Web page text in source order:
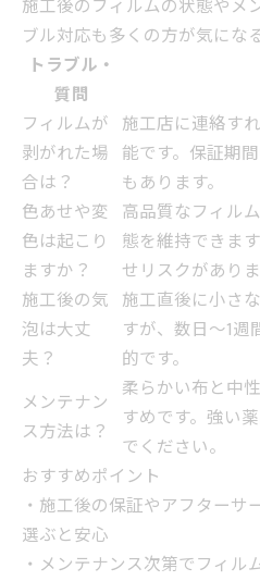
施工後のフィルムの状態やメ
ブル対応も多くの方が気にな
トラブル・
質問
フィルムが
剥がれた場
合は？
施工店に連絡す
能です。保証期
もあります。
色あせや変
色は起こり
ますか？
高品質なフィル
態を維持できま
せリスクがありま
施工後の気
泡は大丈
夫？
施工直後に小さ
すが、数日〜1
的です。
メンテナン
ス方法は？
柔らかい布と中
すめです。強い
でください。
おすすめポイント
・施工後の保証やアフターサ
選ぶと安心
・メンテナンス次第でフィル